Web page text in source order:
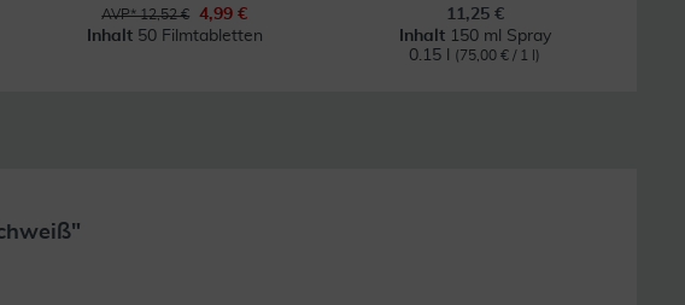
AVP* 12,52 €
4,99 €
Inhalt 50 Filmtabletten
11,25 €
Inhalt 150 ml Spray
0.15 l
(75,00 € / 1 l)